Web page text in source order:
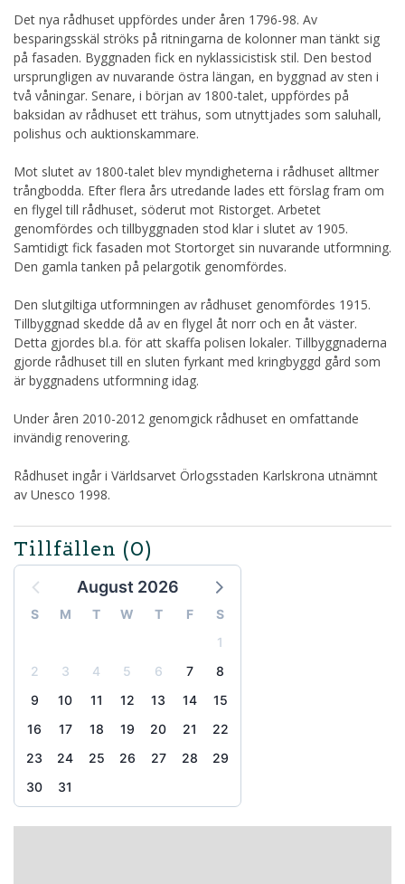
Det nya rådhuset uppfördes under åren 1796-98. Av
besparingsskäl ströks på ritningarna de kolonner man tänkt sig
på fasaden. Byggnaden fick en nyklassicistisk stil. Den bestod
ursprungligen av nuvarande östra längan, en byggnad av sten i
två våningar. Senare, i början av 1800-talet, uppfördes på
baksidan av rådhuset ett trähus, som utnyttjades som saluhall,
polishus och auktionskammare.
Mot slutet av 1800-talet blev myndigheterna i rådhuset alltmer
trångbodda. Efter flera års utredande lades ett förslag fram om
en flygel till rådhuset, söderut mot Ristorget. Arbetet
genomfördes och tillbyggnaden stod klar i slutet av 1905.
Samtidigt fick fasaden mot Stortorget sin nuvarande utformning.
Den gamla tanken på pelargotik genomfördes.
Den slutgiltiga utformningen av rådhuset genomfördes 1915.
Tillbyggnad skedde då av en flygel åt norr och en åt väster.
Detta gjordes bl.a. för att skaffa polisen lokaler. Tillbyggnaderna
gjorde rådhuset till en sluten fyrkant med kringbyggd gård som
är byggnadens utformning idag.
Under åren 2010-2012 genomgick rådhuset en omfattande
invändig renovering.
Rådhuset ingår i Världsarvet Örlogsstaden Karlskrona utnämnt
av Unesco 1998.
Tillfällen (0)
August 2026
S M T W T F
S
1
2
3 4 5 6 7
8
9
10 11 12 13 14
15
16
17 18 19 20 21
22
23
24 25 26 27 28
29
30
31